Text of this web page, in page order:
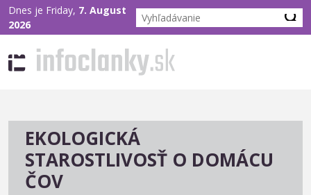
Dnes je Friday, 7. August
2026
EKOLOGICKÁ
STAROSTLIVOSŤ O DOMÁCU
ČOV